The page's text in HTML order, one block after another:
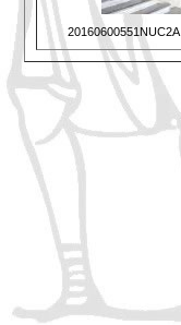
20160600551NUC2A